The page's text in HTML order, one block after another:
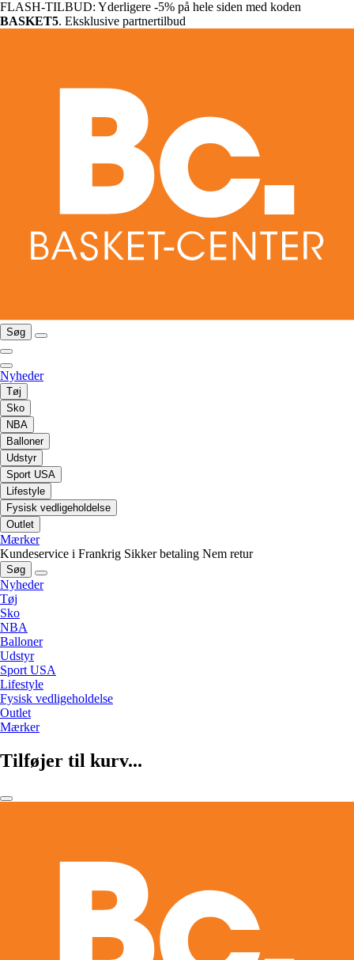
FLASH-TILBUD: Yderligere -5% på hele siden med koden
BASKET5. Eksklusive partnertilbud
Søg
Nyheder
Tøj
Sko
NBA
Balloner
Udstyr
Sport USA
Lifestyle
Fysisk vedligeholdelse
Outlet
Mærker
Kundeservice i Frankrig Sikker betaling Nem retur
Søg
Nyheder
Tøj
Sko
NBA
Balloner
Udstyr
Sport USA
Lifestyle
Fysisk vedligeholdelse
Outlet
Mærker
Tilføjer til kurv...